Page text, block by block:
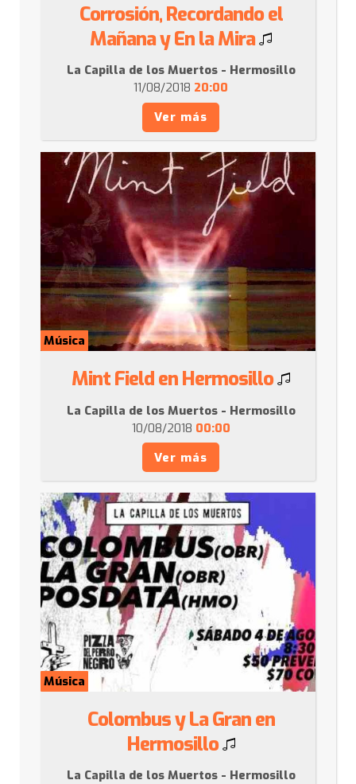
Corrosión, Recordando el
Mañana y En la Mira
La Capilla de los Muertos - Hermosillo
11/08/2018 20:00
Ver más
Música
Mint Field en Hermosillo
La Capilla de los Muertos - Hermosillo
10/08/2018 00:00
Ver más
Música
Colombus y La Gran en
Hermosillo
La Capilla de los Muertos - Hermosillo